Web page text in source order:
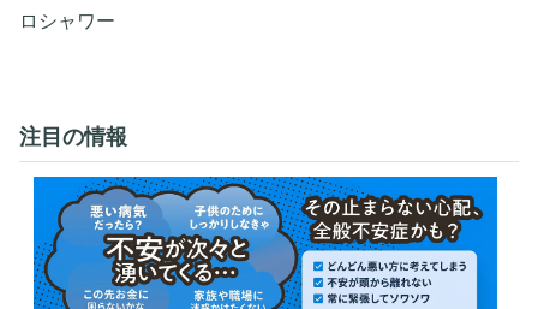
ロシャワー
注目の情報